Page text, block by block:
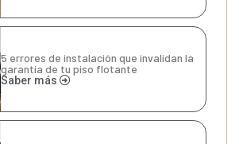
5 errores de instalación que invalidan la
garantía de tu piso flotante
Saber más